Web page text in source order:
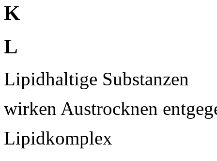
K
L
Lipidhaltige Substanzen
wirken Austrocknen
Lipidkomplex